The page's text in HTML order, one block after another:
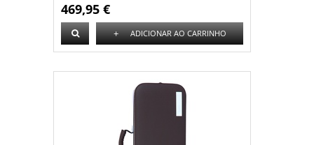
469,95 €
+ ADICIONAR AO CARRINHO